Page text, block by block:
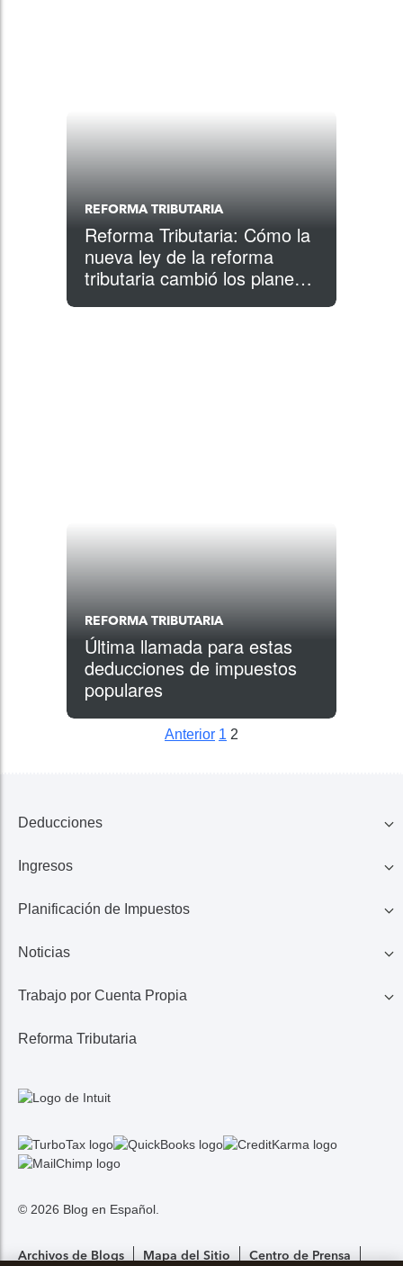
REFORMA TRIBUTARIA
Reforma Tributaria: Cómo la
nueva ley de la reforma
tributaria cambió los planes
REFORMA TRIBUTARIA
Última llamada para estas
deducciones de impuestos
populares
Anterior 1 2
Deducciones
Familia
Educación
Ingresos
401K, IRA, Acciones
Ingresos de Negocio
Planificación de Impuestos
Ahorros
Calculadora de Impuestos
Noticias
Lo Último en Impuestos
Noticias TurboTax
Trabajo por Cuenta Propia
1099 MISC/K
Gastos
Reforma Tributaria
© 2026 Blog en Español.
Archivos de Blogs Mapa del Sitio Centro de Prensa